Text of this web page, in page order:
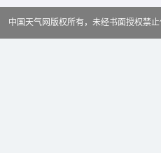
中国天气网版权所有，未经书面授权